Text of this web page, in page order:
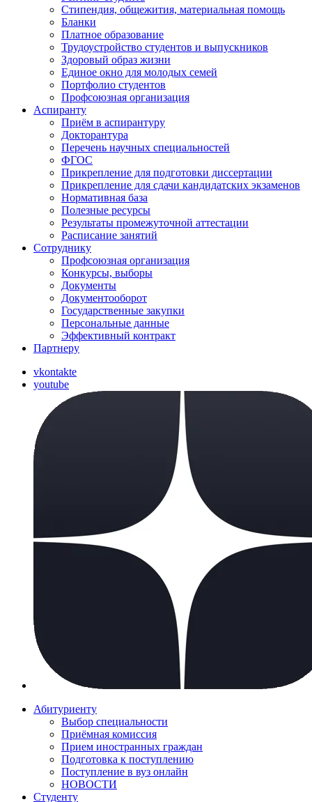
Стипендия, общежития, материальная помощь
Бланки
Платное образование
Трудоустройство студентов и выпускников
Здоровый образ жизни
Единое окно для молодых семей
Портфолио студентов
Профсоюзная организация
Аспиранту
Приём в аспирантуру
Докторантура
Перечень научных специальностей
ФГОС
Прикрепление для подготовки диссертации
Прикрепление для сдачи кандидатских экзаменов
Нормативная база
Полезные ресурсы
Результаты промежуточной аттестации
Расписание занятий
Сотруднику
Профсоюзная организация
Конкурсы, выборы
Документы
Документооборот
Государственные закупки
Персональные данные
Эффективный контракт
Партнеру
vkontakte
youtube
Абитуриенту
Выбор специальности
Приёмная комиссия
Прием иностранных граждан
Подготовка к поступлению
Поступление в вуз онлайн
НОВОСТИ
Студенту